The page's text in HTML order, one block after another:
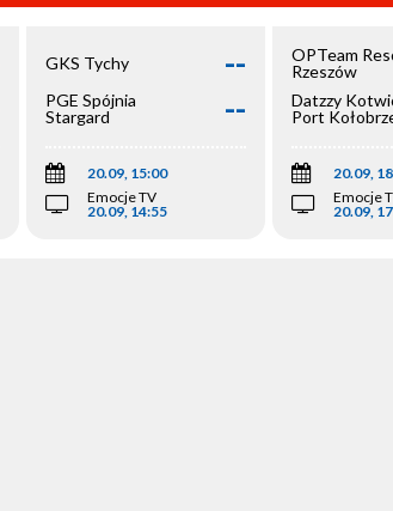
GKS Tychy --
PGE Spójnia
Stargard
--
20.09, 15:00
Emocje TV
20.09, 14:55
OPTeam
Rzeszów
Datzzy
Port
20.09,
Emocje
20.09,